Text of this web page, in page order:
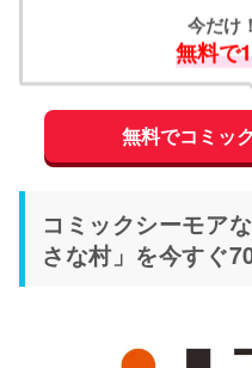
今だけ
無料で
無料でコミッ
コミックシーモア
さな村」を今すぐ